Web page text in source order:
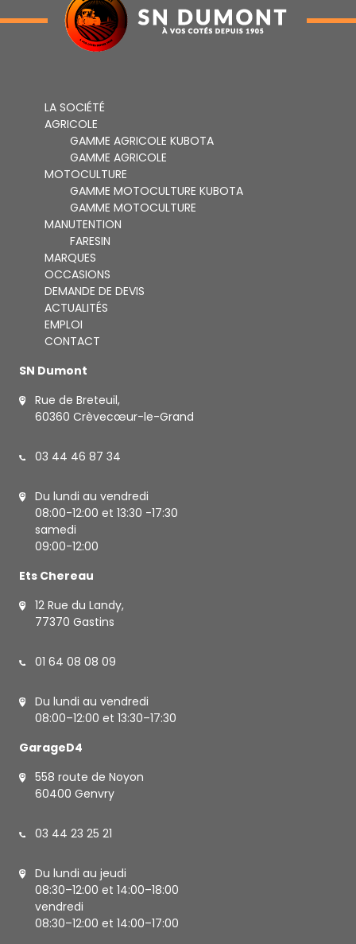
LA SOCIÉTÉ
AGRICOLE
GAMME AGRICOLE KUBOTA
GAMME AGRICOLE
MOTOCULTURE
GAMME MOTOCULTURE KUBOTA
GAMME MOTOCULTURE
MANUTENTION
FARESIN
MARQUES
OCCASIONS
DEMANDE DE DEVIS
ACTUALITÉS
EMPLOI
CONTACT
SN Dumont
Rue de Breteuil,
60360 Crèvecœur-le-Grand
03 44 46 87 34
Du lundi au vendredi
08:00-12:00 et 13:30 -17:30
samedi
09:00-12:00
Ets Chereau
12 Rue du Landy,
77370 Gastins
01 64 08 08 09
Du lundi au vendredi
08:00–12:00 et 13:30–17:30
GarageD4
558 route de Noyon
60400 Genvry
03 44 23 25 21
Du lundi au jeudi
08:30–12:00 et 14:00–18:00
vendredi
08:30–12:00 et 14:00–17:00